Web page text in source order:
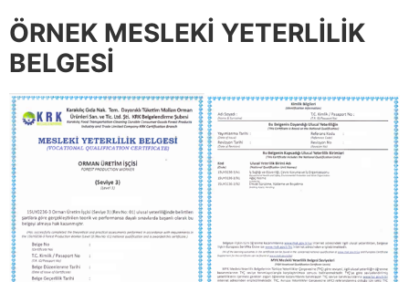
ÖRNEK MESLEKİ YETERLİLİK
BELGESİ